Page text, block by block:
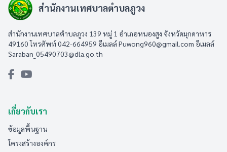
สำนักงานเทศบาลตำบลภูวง
สำนักงานเทศบาลตำบลภูวง 139 หมู่ 1 อำเภอหนองสูง จังหวัดมุกดาหาร
49160 โทรศัพท์ 042-664959 อีเมลล์Puwong960@gmail.com อีเมลล์
Saraban_05490703@dla.go.th
เกี่ยวกับเรา
ข้อมูลพื้นฐาน
โครงสร้างองค์กร